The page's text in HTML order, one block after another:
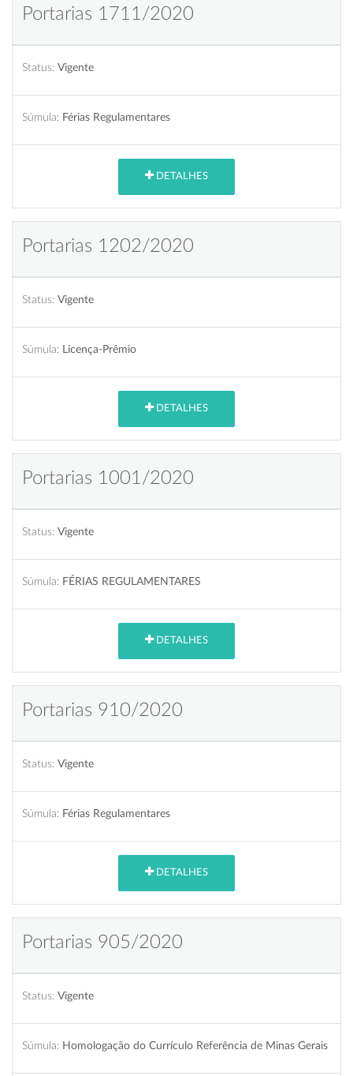
Portarias 1711/2020
Status: Vigente
Súmula: Férias Regulamentares
DETALHES
Portarias 1202/2020
Status: Vigente
Súmula: Licença-Prêmio
DETALHES
Portarias 1001/2020
Status: Vigente
Súmula: FÉRIAS REGULAMENTARES
DETALHES
Portarias 910/2020
Status: Vigente
Súmula: Férias Regulamentares
DETALHES
Portarias 905/2020
Status: Vigente
Súmula: Homologação do Currículo Referência de Minas Gerais